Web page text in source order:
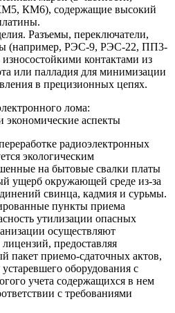
КМ6), содержащие высокий
Разъемы, переключатели,
(например, РЭС-9, РЭС-22, ПП3-
контактами из
или палладия для минимизации
в прецизионных цепях.
радиоэлектронных
экологическим
на бытовые свалки платы
ущерб окружающей среде из-за
свинца, кадмия и сурьмы.
пункты приема
утилизации опасных
осуществляют
предоставляя
пакет приемо-сдаточных актов,
оборудования с
учета содержащихся в нем
с требованиями